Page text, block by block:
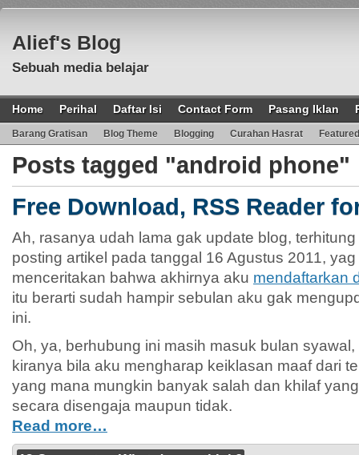
Alief's Blog
Sebuah media belajar
Home Perihal Daftar Isi Contact Form Pasang Iklan
Barang Gratisan Blog Theme Blogging Curahan Hasrat Featured
Posts tagged "android phone"
Free Download, RSS Reader
Ah, rasanya udah lama gak update blog,
posting artikel pada tanggal 16 Agustus 2011,
menceritakan bahwa akhirnya aku mendaftarkan
itu berarti sudah hampir sebulan aku gak
ini.
Oh, ya, berhubung ini masih masuk bulan
kiranya bila aku mengharap keiklasan maaf dari
yang mana mungkin banyak salah dan khilaf
secara disengaja maupun tidak.
Read more…